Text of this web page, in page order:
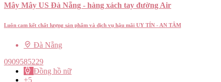
Mây Mây US Đà Nẵng - hàng xách tay đường Air
Luôn cam kết chất lượng sản phẩm và dịch vụ hậu mãi UY TÍN - AN TÂM
Đà Nẵng
0909585229
Đồng hồ nữ
+5